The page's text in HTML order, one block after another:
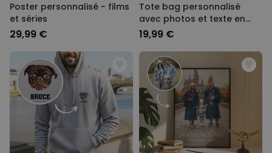
Poster personnalisé - films
et séries
29,99 €
Tote bag personnalisé
avec photos et texte en
noir et blanc
19,99 €